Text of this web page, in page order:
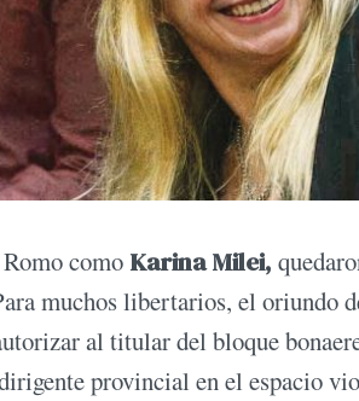
como Karina Milei,
muchos libertarios, el oriundo
al titular del bloque
provincial en el espacio